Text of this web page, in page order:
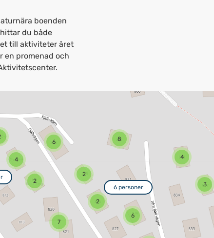
boenden
du både
till aktiviteter året
en promenad och
2
4
2
7
6
2
6
6 personer
8
3
4